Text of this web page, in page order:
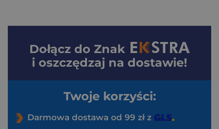
Dołącz do Znak
i oszczędzaj na dostawie!
Twoje korzyści:
Darmowa dostawa od 99 zł z